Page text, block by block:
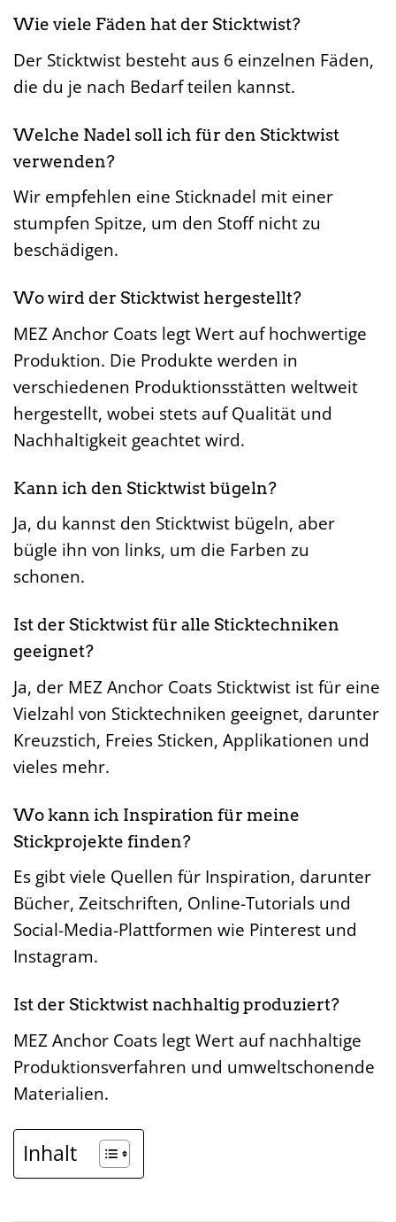
Wie viele Fäden hat der Sticktwist?
Der Sticktwist besteht aus 6 einzelnen Fäden,
die du je nach Bedarf teilen kannst.
Welche Nadel soll ich für den Sticktwist
verwenden?
Wir empfehlen eine Sticknadel mit einer
stumpfen Spitze, um den Stoff nicht zu
beschädigen.
Wo wird der Sticktwist hergestellt?
MEZ Anchor Coats legt Wert auf hochwertige
Produktion. Die Produkte werden in
verschiedenen Produktionsstätten weltweit
hergestellt, wobei stets auf Qualität und
Nachhaltigkeit geachtet wird.
Kann ich den Sticktwist bügeln?
Ja, du kannst den Sticktwist bügeln, aber
bügle ihn von links, um die Farben zu
schonen.
Ist der Sticktwist für alle Sticktechniken
geeignet?
Ja, der MEZ Anchor Coats Sticktwist ist für eine
Vielzahl von Sticktechniken geeignet, darunter
Kreuzstich, Freies Sticken, Applikationen und
vieles mehr.
Wo kann ich Inspiration für meine
Stickprojekte finden?
Es gibt viele Quellen für Inspiration, darunter
Bücher, Zeitschriften, Online-Tutorials und
Social-Media-Plattformen wie Pinterest und
Instagram.
Ist der Sticktwist nachhaltig produziert?
MEZ Anchor Coats legt Wert auf nachhaltige
Produktionsverfahren und umweltschonende
Materialien.
Inhalt